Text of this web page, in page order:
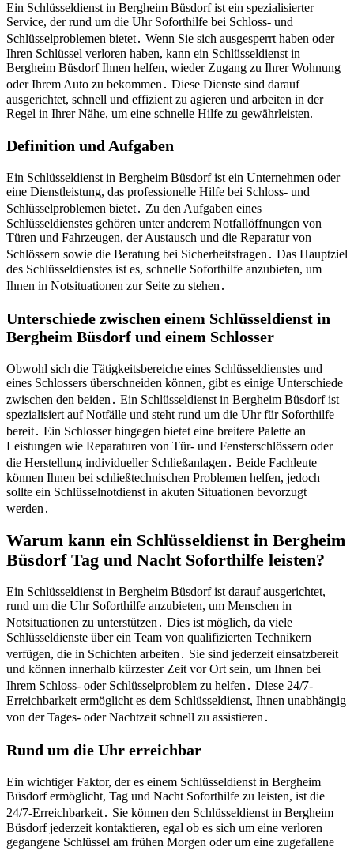
Ein Schlüsseldienst in Bergheim Büsdorf ist ein spezialisierter
Service, der rund um die Uhr Soforthilfe bei Schloss- und
Schlüsselproblemen bietet․ Wenn Sie sich ausgesperrt haben oder
Ihren Schlüssel verloren haben, kann ein Schlüsseldienst in
Bergheim Büsdorf Ihnen helfen, wieder Zugang zu Ihrer Wohnung
oder Ihrem Auto zu bekommen․ Diese Dienste sind darauf
ausgerichtet, schnell und effizient zu agieren und arbeiten in der
Regel in Ihrer Nähe, um eine schnelle Hilfe zu gewährleisten.
Definition und Aufgaben
Ein Schlüsseldienst in Bergheim Büsdorf ist ein Unternehmen oder
eine Dienstleistung, das professionelle Hilfe bei Schloss- und
Schlüsselproblemen bietet․ Zu den Aufgaben eines
Schlüsseldienstes gehören unter anderem Notfallöffnungen von
Türen und Fahrzeugen, der Austausch und die Reparatur von
Schlössern sowie die Beratung bei Sicherheitsfragen․ Das Hauptziel
des Schlüsseldienstes ist es, schnelle Soforthilfe anzubieten, um
Ihnen in Notsituationen zur Seite zu stehen․
Unterschiede zwischen einem Schlüsseldienst in
Bergheim Büsdorf und einem Schlosser
Obwohl sich die Tätigkeitsbereiche eines Schlüsseldienstes und
eines Schlossers überschneiden können, gibt es einige Unterschiede
zwischen den beiden․ Ein Schlüsseldienst in Bergheim Büsdorf ist
spezialisiert auf Notfälle und steht rund um die Uhr für Soforthilfe
bereit․ Ein Schlosser hingegen bietet eine breitere Palette an
Leistungen wie Reparaturen von Tür- und Fensterschlössern oder
die Herstellung individueller Schließanlagen․ Beide Fachleute
können Ihnen bei schließtechnischen Problemen helfen, jedoch
sollte ein Schlüsselnotdienst in akuten Situationen bevorzugt
werden․
Warum kann ein Schlüsseldienst in Bergheim
Büsdorf Tag und Nacht Soforthilfe leisten?​
Ein Schlüsseldienst in Bergheim Büsdorf ist darauf ausgerichtet,
rund um die Uhr Soforthilfe anzubieten, um Menschen in
Notsituationen zu unterstützen․ Dies ist möglich, da viele
Schlüsseldienste über ein Team von qualifizierten Technikern
verfügen, die in Schichten arbeiten․ Sie sind jederzeit einsatzbereit
und können innerhalb kürzester Zeit vor Ort sein, um Ihnen bei
Ihrem Schloss- oder Schlüsselproblem zu helfen․ Diese 24/7-
Erreichbarkeit ermöglicht es dem Schlüsseldienst, Ihnen unabhängig
von der Tages- oder Nachtzeit schnell zu assistieren․
Rund um die Uhr erreichbar
Ein wichtiger Faktor, der es einem Schlüsseldienst in Bergheim
Büsdorf ermöglicht, Tag und Nacht Soforthilfe zu leisten, ist die
24/7-Erreichbarkeit․ Sie können den Schlüsseldienst in Bergheim
Büsdorf jederzeit kontaktieren, egal ob es sich um eine verloren
gegangene Schlüssel am frühen Morgen oder um eine zugefallene